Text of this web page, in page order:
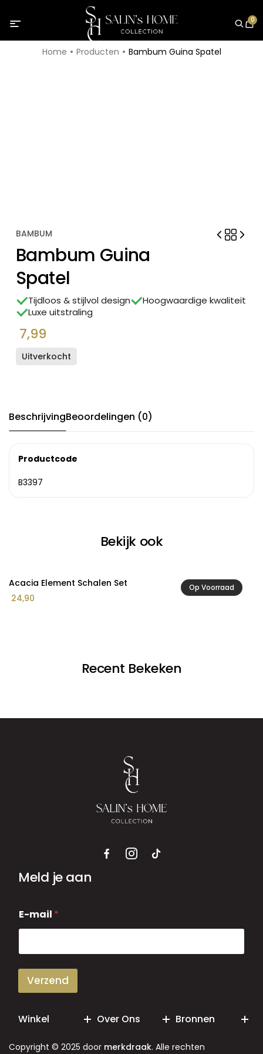
0
Home Producten Bambum Guina Spatel
BAMBUM
Bambum Guina
Spatel
Tijdloos & stijlvol design
Hoogwaardige kwaliteit
Luxe uitstraling
7,99
Uitverkocht
BeschrijvingBeoordelingen (0)
Productcode
B3397
Bekijk ook
Op Voorraad
Acacia Element Schalen Set
24,90
Recent Bekeken
Meld je aan
-
m
i
E-mail *
Verzend
Winkel Over Ons Bronnen
Copyright © 2025 door merkdraak. Alle rechten